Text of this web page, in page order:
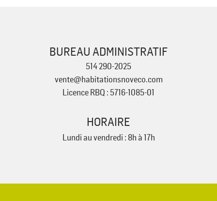
BUREAU ADMINISTRATIF
514 290-2025
vente@habitationsnoveco.com
Licence RBQ : 5716-1085-01
HORAIRE
Lundi au vendredi : 8h à 17h